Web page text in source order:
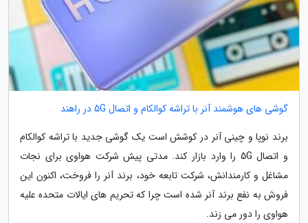
گوشی های هوشمند آنر با تراشه کوالکام و اتصال 5G در راهند
برند نوپا و چینی آنر در کوشش است یک گوشی جدید با تراشه کوالکام
و اتصال 5G را وارد بازار کند. مدتی پیش شرکت هواوی برای نجات
مشاغل و کارمندانش، شرکت تابعه خود، برند آنر را فروخت، اکنون این
فروش به نفع برند آنر شده است چرا که تحریم های ایالات متحده علیه
هواوی را دور می زند.